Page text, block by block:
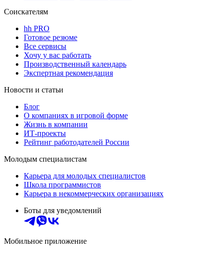
Соискателям
hh PRO
Готовое резюме
Все сервисы
Хочу у вас работать
Производственный календарь
Экспертная рекомендация
Новости и статьи
Блог
О компаниях в игровой форме
Жизнь в компании
ИТ-проекты
Рейтинг работодателей России
Молодым специалистам
Карьера для молодых специалистов
Школа программистов
Карьера в некоммерческих организациях
Боты для уведомлений
Мобильное приложение